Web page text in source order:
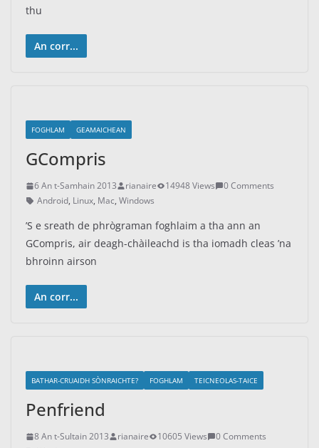
thu
An corr...
FOGHLAM GEAMAICHEAN
GCompris
6 An t-Samhain 2013 rianaire 14948 Views
0 Comments
Android, Linux, Mac, Windows
’S e sreath de phrògraman foghlaim a tha ann an
GCompris, air deagh-chàileachd is tha iomadh cleas ’na
bhroinn airson
An corr...
BATHAR-CRUAIDH SÒNRAICHTE? FOGHLAM TEICNEOLAS-TAICE
Penfriend
8 An t-Sultain 2013 rianaire 10605 Views
0 Comments